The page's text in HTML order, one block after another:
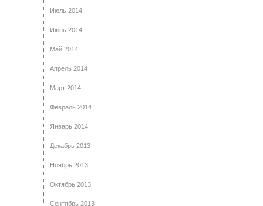
Июль 2014
Июнь 2014
Май 2014
Апрель 2014
Март 2014
Февраль 2014
Январь 2014
Декабрь 2013
Ноябрь 2013
Октябрь 2013
Сентябрь 2013